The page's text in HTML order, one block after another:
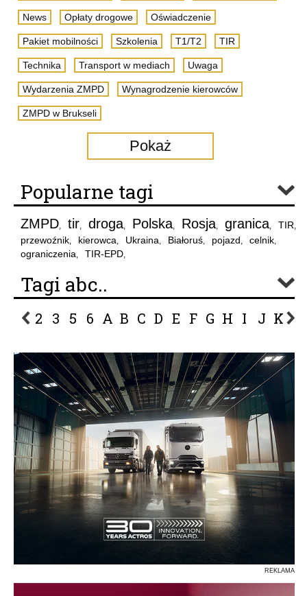
News Opłaty drogowe Oświadczenie
Pakiet mobilności Szkolenia T1/T2 TIR
Technika Transport w mediach Uwaga
Wydarzenia ZMPD Wynagrodzenie kierowców
ZMPD w Brukseli
Pokaż
Popularne tagi
ZMPD, tir, droga, Polska, Rosja, granica, TIR,
przewoźnik, kierowca, Ukraina, Białoruś, pojazd, celnik,
ograniczenia, TIR-EPD,
Tagi abc..
2 3 5 6 A B C D E F G H I J K L
REKLAMA